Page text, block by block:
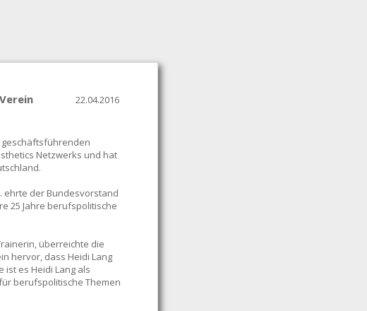
22.04.2016
geschäftsführenden
Netzwerks und hat
ehrte der Bundesvorstand
25 Jahre berufspolitische
überreichte die
hervor, dass Heidi Lang
ist es Heidi Lang als
berufspolitische Themen